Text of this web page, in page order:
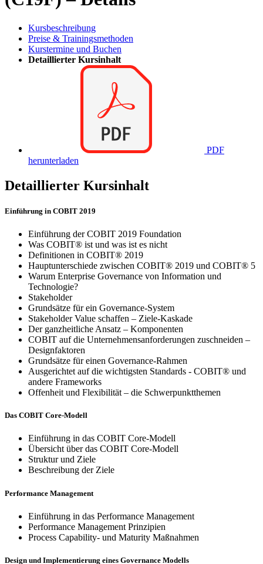
Kursbeschreibung
Preise & Trainingsmethoden
Kurstermine und Buchen
Detaillierter Kursinhalt
PDF
herunterladen
Detaillierter Kursinhalt
Einführung in COBIT 2019
Einführung der COBIT 2019 Foundation
Was COBIT® ist und was ist es nicht
Definitionen in COBIT® 2019
Hauptunterschiede zwischen COBIT® 2019 und COBIT® 5
Warum Enterprise Governance von Information und
Technologie?
Stakeholder
Grundsätze für ein Governance-System
Stakeholder Value schaffen – Ziele-Kaskade
Der ganzheitliche Ansatz – Komponenten
COBIT auf die Unternehmensanforderungen zuschneiden –
Designfaktoren
Grundsätze für einen Governance-Rahmen
Ausgerichtet auf die wichtigsten Standards - COBIT® und
andere Frameworks
Offenheit und Flexibilität – die Schwerpunktthemen
Das COBIT Core-Modell
Einführung in das COBIT Core-Modell
Übersicht über das COBIT Core-Modell
Struktur und Ziele
Beschreibung der Ziele
Performance Management
Einführung in das Performance Management
Performance Management Prinzipien
Process Capability- und Maturity Maßnahmen
Design und Implementierung eines Governance Modells